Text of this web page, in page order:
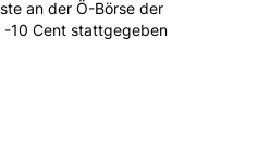
an der Ö-Börse der
10 Cent stattgegeben